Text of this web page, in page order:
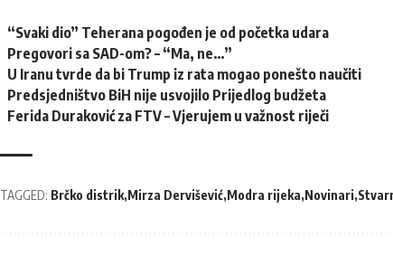
“Svaki dio” Teherana pogođen je od početka udara
Pregovori sa SAD-om? – “Ma, ne…”
U Iranu tvrde da bi Trump iz rata mogao ponešto naučiti
Predsjedništvo BiH nije usvojilo Prijedlog budžeta
Ferida Duraković za FTV – Vjerujem u važnost riječi
TAGGED: Brčko distrik Mirza Dervišević Modra rijeka Novinari